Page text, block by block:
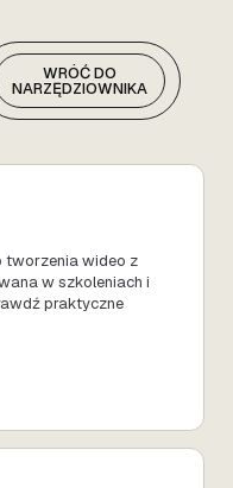
WRÓĆ DO
NARZĘDZIOWNIKA
tworzenia wideo z
w szkoleniach i
praktyczne